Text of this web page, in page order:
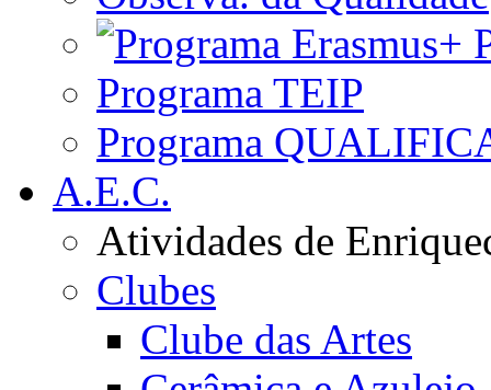
Programa TEIP
Programa
A.E.C.
Atividades de
Clubes
Clube das Artes